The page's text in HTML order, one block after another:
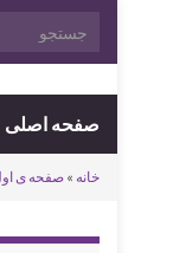
صفحه اصلی
خانه » صفحه ی